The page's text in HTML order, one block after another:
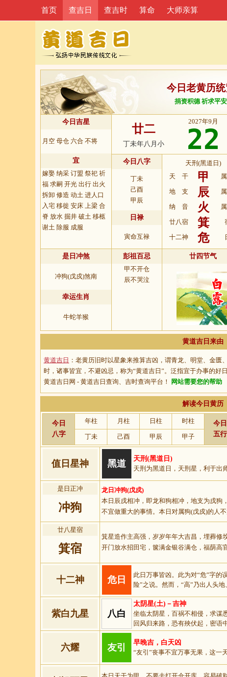
首页 查吉日 查吉时 算命 大师亲算
今日老黄历
捐资积德 祈求平安
今日吉星
月空 母仓 六合 不将
宜
嫁娶 纳采 订盟 祭祀 祈
福 求嗣 开光 出行 出火
拆卸 修造 动土 进人口
入宅 移徙 安床 上梁 合
脊 放水 掘井 破土 移柩
谢土 除服 成服
廿二
丁未年八月小
2027年9月
22
今日八字
丁未
己酉
甲辰
日禄
寅命互禄
天刑(黑道日)
天 干
甲
地 支 辰
纳 音 火
廿八宿 箕
十二神 危
是日冲煞
冲狗(戊戍)煞南
幸运生肖
牛蛇羊猴
彭祖百忌
甲不开仓
辰不哭泣
廿四节气
黄道吉日来由
黄道吉日 ：老黄历旧时以星象来推算吉凶，谓青龙、明堂、金
时，诸事皆宜，不避凶忌，称为“黄道吉日 ”。泛指宜于办事的好
黄道吉日网 - 黄道吉日查询、吉时查询平台！
网站需要您的帮助
解读今日黄历
今日
八字
年柱 月柱 日柱 时柱
今日
五行
丁未 己酉 甲辰 甲子
值日星神 黑道
天刑(黑道日)
天刑为黑道日，天刑星，利于出
是日正冲
冲狗
龙日冲狗(戊戍)
本日辰戌相冲，即龙和狗相冲，地支为戌狗
不宜做重大的事情。本日对属狗(戊戍)的人
廿八星宿
箕宿
箕星造作主高强，岁岁年年大吉昌，埋葬修
开门放水招田宅，箧满金银谷满仓，福荫高
十二神 危日
此日万事皆凶。此为对“危”字的
险”之说。然而，“高”乃出人头
紫白九星 八白
太阴星(土)－吉神
坐临太阴星，百祸不相侵，求谋
回风归来路，恐有殃伏起，密语
六耀 友引
早晚吉，白天凶
“友引”丧事不宜万事无果，这一